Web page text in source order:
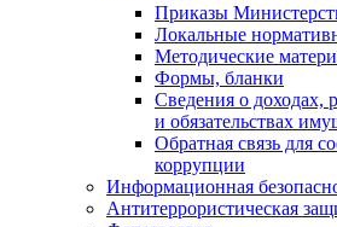
Приказы
Локальные
Методические
Формы, бланки
Сведения о доходах,
и обязательствах
Обратная связь для
коррупции
Информационная
Антитеррористическая